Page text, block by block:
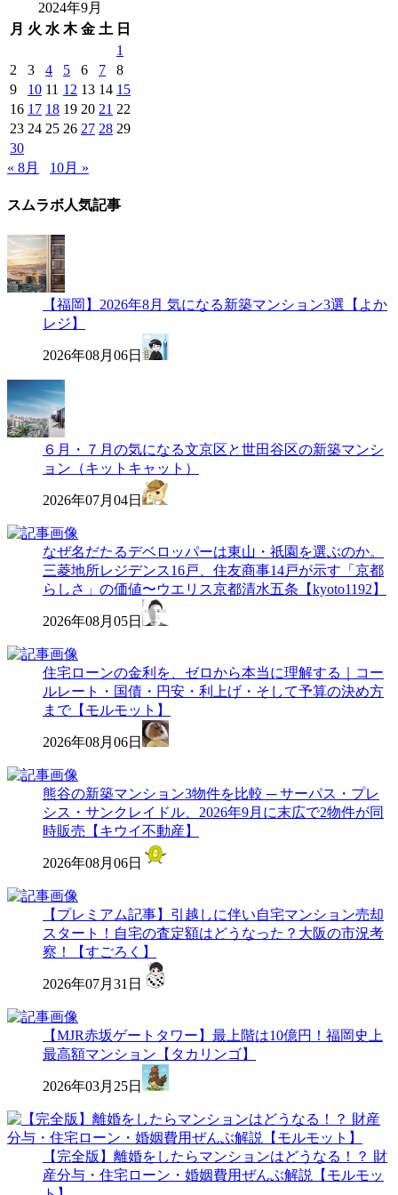
2024年9月
月 火 水 木 金 土 日
1
2
3 4 5 6 7
8
9
10 11 12 13 14 15
16 17 18 19 20 21 22
23 24 25 26 27 28 29
30
« 8月
10月 »
スムラボ人気記事
【福岡】2026年8月 気になる新築マンション3選【よか
レジ】
2026年08月06日
６月・７月の気になる文京区と世田谷区の新築マンシ
ョン（キットキャット）
2026年07月04日
なぜ名だたるデベロッパーは東山・祇園を選ぶのか。
三菱地所レジデンス16戸、住友商事14戸が示す「京都
らしさ」の価値〜ウエリス京都清水五条【kyoto1192】
2026年08月05日
住宅ローンの金利を、ゼロから本当に理解する｜コー
ルレート・国債・円安・利上げ・そして予算の決め方
まで【モルモット】
2026年08月06日
熊谷の新築マンション3物件を比較 ─ サーパス・プレ
シス・サンクレイドル、2026年9月に末広で2物件が同
時販売【キウイ不動産】
2026年08月06日
【プレミアム記事】引越しに伴い自宅マンション売却
スタート！自宅の査定額はどうなった？大阪の市況考
察！【すごろく】
2026年07月31日
【MJR赤坂ゲートタワー】最上階は10億円！福岡史上
最高額マンション【タカリンゴ】
2026年03月25日
【完全版】離婚をしたらマンションはどうなる！？ 財
産分与・住宅ローン・婚姻費用ぜんぶ解説【モルモッ